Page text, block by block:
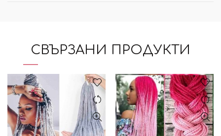
СВЪРЗАНИ ПРОДУКТИ